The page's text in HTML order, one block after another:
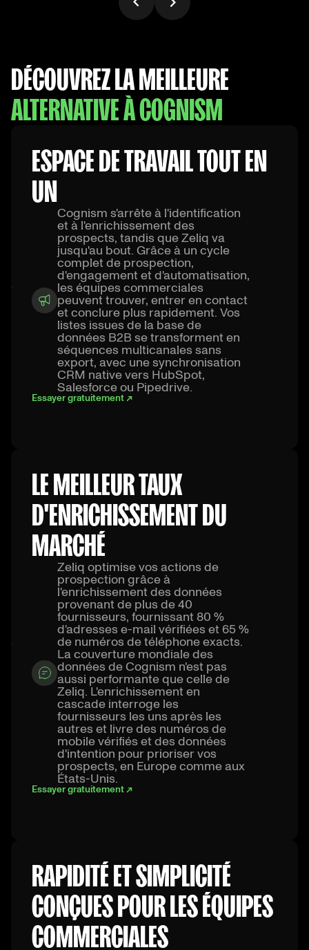
DÉCOUVREZ LA MEILLEURE
ALTERNATIVE À COGNISM
ESPACE DE TRAVAIL TOUT EN
UN
Cognism s'arrête à l'identification
et à l'enrichissement des
prospects, tandis que Zeliq va
jusqu'au bout. Grâce à un cycle
complet de prospection,
d'engagement et d'automatisation,
les équipes commerciales
peuvent trouver, entrer en contact
et conclure plus rapidement. Vos
listes issues de la base de
données B2B se transforment en
séquences multicanales sans
export, avec une synchronisation
CRM native vers HubSpot,
Salesforce ou Pipedrive.
Essayer gratuitement ↗
LE MEILLEUR TAUX
D'ENRICHISSEMENT DU
MARCHÉ
Zeliq optimise vos actions de
prospection grâce à
l'enrichissement des données
provenant de plus de 40
fournisseurs, fournissant 80 %
d'adresses e-mail vérifiées et 65 %
de numéros de téléphone exacts.
La couverture mondiale des
données de Cognism n'est pas
aussi performante que celle de
Zeliq. L'enrichissement en
cascade interroge les
fournisseurs les uns après les
autres et livre des numéros de
mobile vérifiés et des données
d'intention pour prioriser vos
prospects, en Europe comme aux
États-Unis.
Essayer gratuitement ↗
RAPIDITÉ ET SIMPLICITÉ
CONÇUES POUR LES ÉQUIPES
COMMERCIALES